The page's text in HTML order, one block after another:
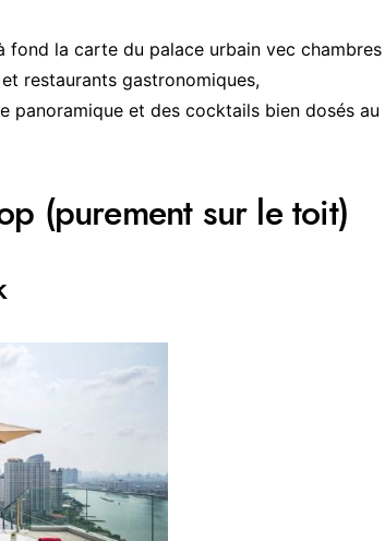
la carte du palace urbain vec chambres
restaurants gastronomiques,
panoramique et des cocktails bien dosés au
(purement sur le toit)